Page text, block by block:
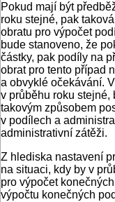
Pokud mají být
roku stejné, pak
obratu pro výpočet
bude stanoveno, že
částky, pak podíly na
obrat pro tento případ
a obvyklé očekávání.
v průběhu roku stejné,
takovým způsobem
v podílech a
administrativní zátěži.
Z hlediska nastavení
na situaci, kdy by v
pro výpočet
výpočtu konečných